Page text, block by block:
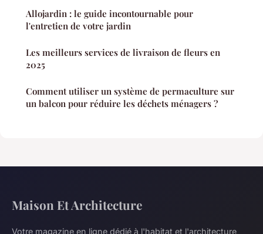
Allojardin : le guide incontournable pour
l'entretien de votre jardin
Les meilleurs services de livraison de fleurs en
2025
Comment utiliser un système de permaculture sur
un balcon pour réduire les déchets ménagers ?
Maison Et Architecture
Votre magazine en ligne dédié à l'habitat et l'architecture